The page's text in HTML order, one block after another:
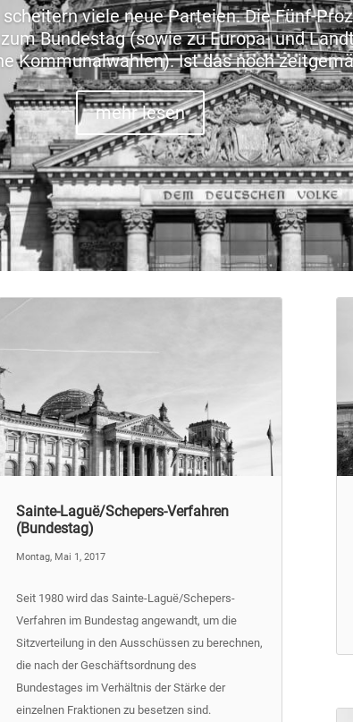
viele neue Parteien. Die Fünf-
Bundestag (sowie zu Europa- und
Kommunalwahlen). Ist das noch
mehr lesen
Sainte-Laguë/Schepers-Verfahren
(Bundestag)
Montag, Mai 1, 2017
Seit 1980 wird das Sainte-Laguë/Schepers-
Verfahren im Bundestag angewandt, um die
Sitzverteilung in den Ausschüssen zu berechnen,
die nach der Geschäftsordnung des
Bundestages im Verhältnis der Stärke der
einzelnen Fraktionen zu besetzen sind.